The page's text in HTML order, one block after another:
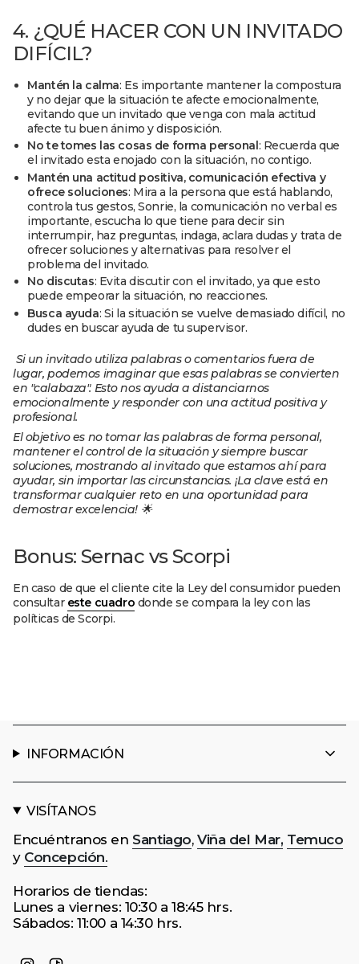
4. ¿QUÉ HACER CON UN INVITADO
DIFÍCIL?
Mantén la calma: Es importante mantener la compostura
y no dejar que la situación te afecte emocionalmente,
evitando que un invitado que venga con mala actitud
afecte tu buen ánimo y disposición.
No te tomes las cosas de forma personal : Recuerda que
el invitado esta enojado con la situación, no contigo.
Mantén una actitud positiva, comunicación efectiva y
ofrece soluciones: Mira a la persona que está hablando,
controla tus gestos, Sonrie, la comunicación no verbal es
importante, escucha lo que tiene para decir sin
interrumpir, haz preguntas, indaga, aclara dudas y trata de
ofrecer soluciones y alternativas para resolver el
problema del invitado.
No discutas: Evita discutir con el invitado, ya que esto
puede empeorar la situación, no reacciones.
Busca ayuda: Si la situación se vuelve demasiado difícil, no
dudes en buscar ayuda de tu supervisor.
Si un invitado utiliza palabras o comentarios fuera de
lugar, podemos imaginar que esas palabras se convierten
en "calabaza". Esto nos ayuda a distanciarnos
emocionalmente y responder con una actitud positiva y
profesional.
El objetivo es no tomar las palabras de forma personal,
mantener el control de la situación y siempre buscar
soluciones, mostrando al invitado que estamos ahí para
ayudar, sin importar las circunstancias. ¡La clave está en
transformar cualquier reto en una oportunidad para
demostrar excelencia! 🌟
Bonus: Sernac vs Scorpi
En caso de que el cliente cite la Ley del consumidor pueden
consultar este cuadro donde se compara la ley con las
políticas de Scorpi.
INFORMACIÓN
VISÍTANOS
Encuéntranos en Santiago, Viña del Mar, Temuco
y Concepción.
Horarios de tiendas:
Lunes a viernes: 10:30 a 18:45 hrs.
Sábados: 11:00 a 14:30 hrs.